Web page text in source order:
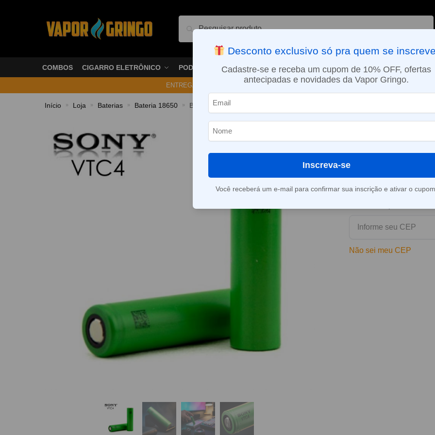
Pesquisar
COMBOS CIGARRO ELETRÔNICO PODS VAPORIZADOR DE ERVAS E-LIQUÍDOS NICOTINA ORAL
ENTREGA NO MESMO DIA EM SÃO PAULO (SEG A SEX): PEDIDOS APROVADOS ATÉ
Início » Loja » Baterias » Bateria 18650 » Bateria 18650 VTC4 2100mAh 3.6V – Sony ORIGINAL
Bateria 18650
3.6V – Sony
Este produto está fora
Consultar prazo e valor
Não sei meu CEP
Desconto exclusivo só pra quem se
Cadastre-se e receba um cupom de 10% OFF, ofertas
antecipadas e novidades da Vapor Gringo.
Inscreva-se
Você receberá um e-mail para confirmar sua inscrição e ativar o